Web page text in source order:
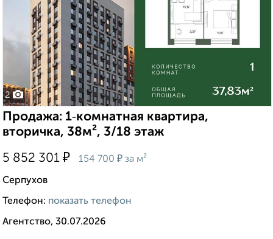
2
Продажа: 1‑комнатная квартира,
вторичка, 38м², 3/18 этаж
5 852 301 ₽ 154 700 ₽ за м²
Серпухов
Телефон: показать телефон
Агентство, 30.07.2026